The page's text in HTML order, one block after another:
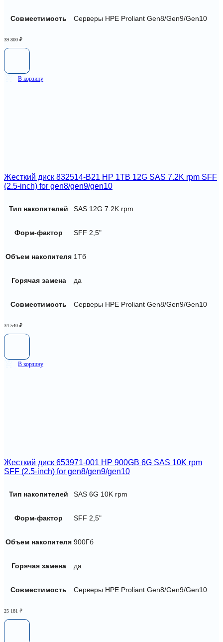
Совместимость Серверы HPE Proliant Gen8/Gen9/Gen10
39 800 ₽
В корзину
Жесткий диск 832514-B21 HP 1TB 12G SAS 7.2K rpm SFF
(2.5-inch) for gen8/gen9/gen10
Тип накопителей SAS 12G 7.2K rpm
Форм-фактор SFF 2,5"
Объем накопителя 1Тб
Горячая замена да
Совместимость Серверы HPE Proliant Gen8/Gen9/Gen10
34 540 ₽
В корзину
Жесткий диск 653971-001 HP 900GB 6G SAS 10K rpm
SFF (2.5-inch) for gen8/gen9/gen10
Тип накопителей SAS 6G 10K rpm
Форм-фактор SFF 2,5"
Объем накопителя 900Гб
Горячая замена да
Совместимость Серверы HPE Proliant Gen8/Gen9/Gen10
25 181 ₽